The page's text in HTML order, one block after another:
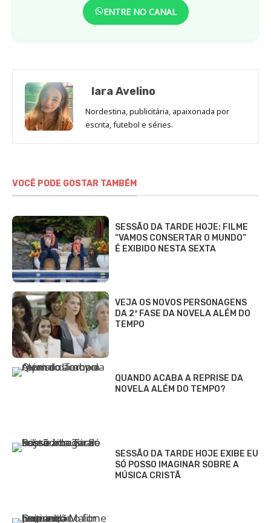
ENTRE NO CANAL
Iara Avelino
Nordestina, publicitária, apaixonada por
escrita, futebol e séries.
VOCÊ PODE GOSTAR TAMBÉM
SESSÃO DA TARDE HOJE: FILME
“VAMOS CONSERTAR O MUNDO”
É EXIBIDO NESTA SEXTA
VEJA OS NOVOS PERSONAGENS
DA 2ª FASE DA NOVELA ALÉM DO
TEMPO
QUANDO ACABA A REPRISE DA
NOVELA ALÉM DO TEMPO?
SESSÃO DA TARDE HOJE EXIBE EU
SÓ POSSO IMAGINAR SOBRE A
MÚSICA CRISTÃ